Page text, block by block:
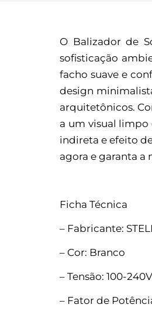
O Balizador de
sofisticação
facho suave e
design
arquitetônicos.
a um visual
indireta e efeito
agora e garanta a
Ficha Técnica
– Fabricante:
– Cor: Branco
– Tensão: 100-240V
– Fator de